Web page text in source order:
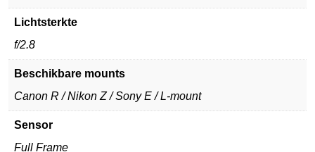
Lichtsterkte
f/2.8
Beschikbare mounts
Canon R / Nikon Z / Sony E / L-mount
Sensor
Full Frame